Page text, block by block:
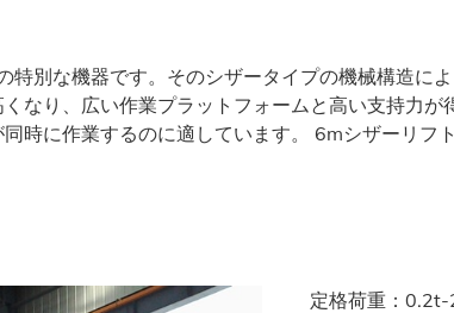
特別な機器です。そのシザータイプの機械構造に
なり、広い作業プラットフォームと高い支持力が
時に作業するのに適しています。 6mシザーリフ
定格荷重：